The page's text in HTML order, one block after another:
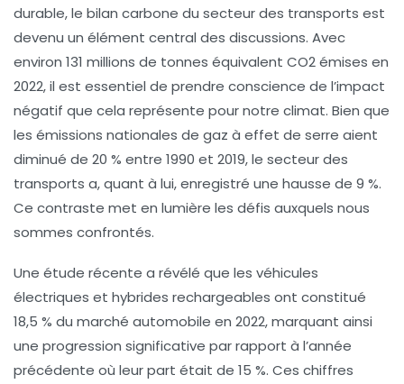
durable, le bilan carbone du secteur des transports est
devenu un élément central des discussions. Avec
environ 131 millions de tonnes équivalent CO2émises en
2022, il est essentiel de prendre conscience de l’impact
négatif que cela représente pour notre climat. Bien que
les émissions nationales de gaz à effet de serre aient
diminué de 20 % entre 1990 et 2019, le secteur des
transports a, quant à lui, enregistré une hausse de 9 %.
Ce contraste met en lumière les défis auxquels nous
sommes confrontés.
Une étude récente a révélé que les véhicules
électriques et hybrides rechargeables ont constitué
18,5 % du marché automobile en 2022, marquant ainsi
une progression significative par rapport à l’année
précédente où leur part était de 15 %. Ces chiffres